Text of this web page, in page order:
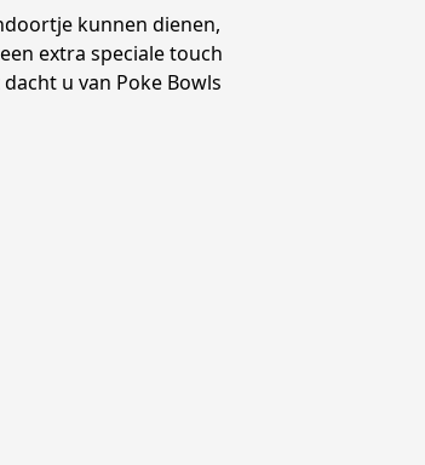
kunnen dienen,
extra speciale touch
u van Poke Bowls